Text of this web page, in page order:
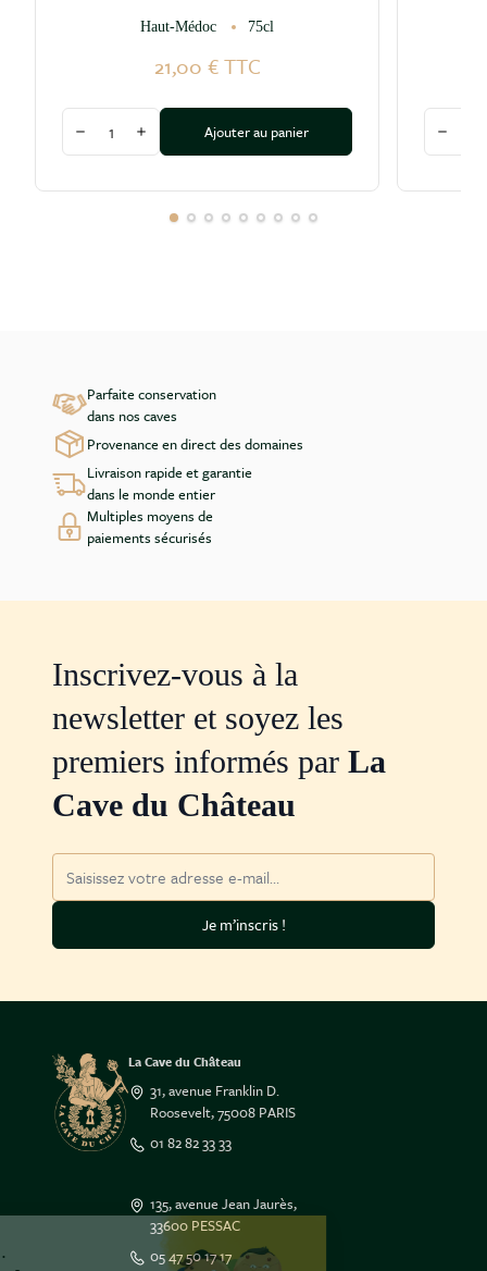
Salut c'est nous...
Haut-Médoc 75cl
21,00 €TTC
Diminuer la quantité
Augmenter la quantité
Ajouter au panier
Parfaite conservation
dans nos caves
Provenance en direct des domaines
Livraison rapide et garantie
dans le monde entier
Multiples moyens de
paiements sécurisés
Inscrivez-vous à la
newsletter et soyez les
premiers informés par La
Cave du Château
Adresse mail
Je m’inscris !
La Cave du Château
31, avenue Franklin D.
Roosevelt, 75008 PARIS
01 82 82 33 33
135, avenue Jean Jaurès,
33600 PESSAC
05 47 50 17 17